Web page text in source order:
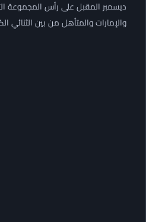
ديسمبر المقبل على رأس المجموعة
والإمارات والمتأهل من بين الثنائي